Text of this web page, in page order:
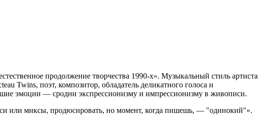
продолжение творчества 1990-х». Музыкальный стиль артиста
Twins, поэт, композитор, обладатель деликатного голоса и
эмоции — сродни экспрессионизму и импрессионизму в живописи.
или миксы, продюсировать, но момент, когда пишешь, — "одинокий"».